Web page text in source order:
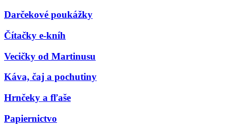
Darčekové poukážky
Čítačky e-kníh
Vecičky od Martinusu
Káva, čaj a pochutiny
Hrnčeky a fľaše
Papiernictvo